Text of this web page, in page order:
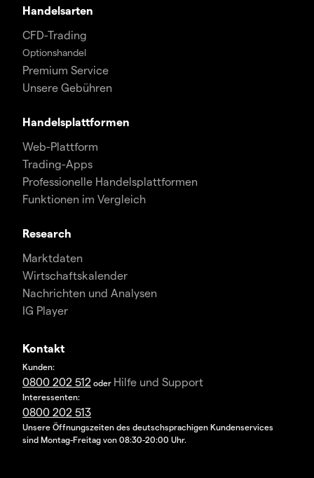
Handelsarten
CFD-Trading
Optionshandel
Premium Service
Unsere Gebühren
Handelsplattformen
Web-Plattform
Trading-Apps
Professionelle Handelsplattformen
Funktionen im Vergleich
Research
Marktdaten
Wirtschaftskalender
Nachrichten und Analysen
IG Player
Kontakt
Kunden:
0800 202 512 oder Hilfe und Support
Interessenten:
0800 202 513
Unsere Öffnungszeiten des deutschsprachigen Kundenservices
sind Montag-Freitag von 08:30-20:00 Uhr.